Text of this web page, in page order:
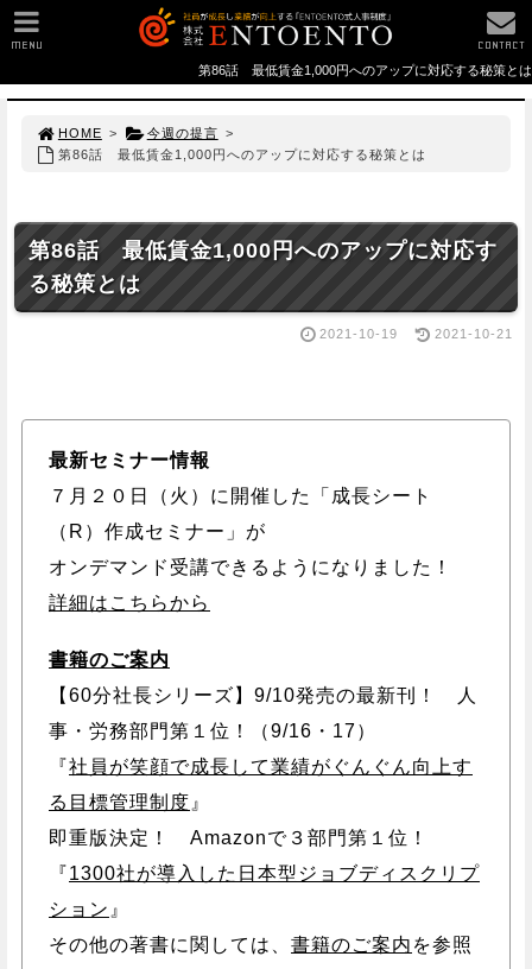
第86話 最低賃金1,000円へのアップに対応する秘策とは
HOME > 今週の提言 >
第86話 最低賃金1,000円へのアップに対応する秘策とは
第86話 最低賃金1,000円へのアップに対応す
る秘策とは
2021-10-19 2021-10-21
最新セミナー情報
７月２０日（火）に開催した「成長シート
（R）作成セミナー」が
オンデマンド受講できるようになりました！
詳細はこちらから
書籍のご案内
【60分社長シリーズ】9/10発売の最新刊！ 人
事・労務部門第１位！（9/16・17）
『社員が笑顔で成長して業績がぐんぐん向上す
る目標管理制度 』
即重版決定！ Amazonで３部門第１位！
『1300社が導入した日本型ジョブディスクリプ
ション 』
その他の著書に関しては、 書籍のご案内 を参照
MENU CONTACT